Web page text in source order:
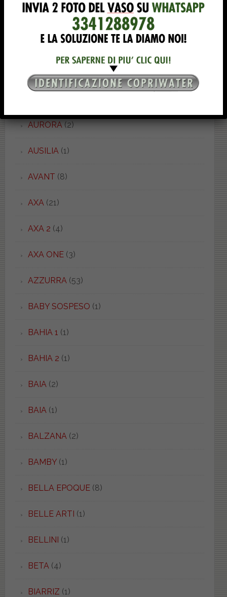
ATENA(1)
AURORA(2)
AUSILIA(1)
AVANT (8)
AXA(21)
AXA 2 (4)
AXA ONE(3)
AZZURRA(53)
BABY SOSPESO (1)
BAHIA 1 (1)
BAHIA 2 (1)
BAIA(2)
BAIA(1)
BALZANA(2)
BAMBY(1)
BELLA EPOQUE(8)
BELLE ARTI (1)
BELLINI (1)
BETA(4)
BIARRIZ (1)